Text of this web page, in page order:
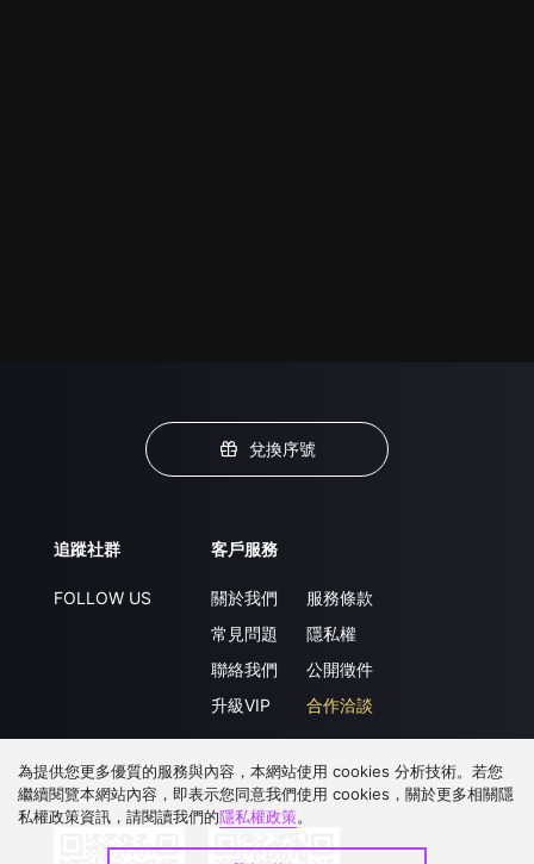
兌換序號
追蹤社群
FOLLOW US
客戶服務
關於我們
常見問題
聯絡我們
升級VIP
服務條款
隱私權
公開徵件
合作洽談
下載 APP
為提供您更多優質的服務與內容，本網站使用 cookies 分析技術。若您
繼續閱覽本網站內容，即表示您同意我們使用 cookies，關於更多相關隱
私權政策資訊，請閱讀我們的隱私權政策。